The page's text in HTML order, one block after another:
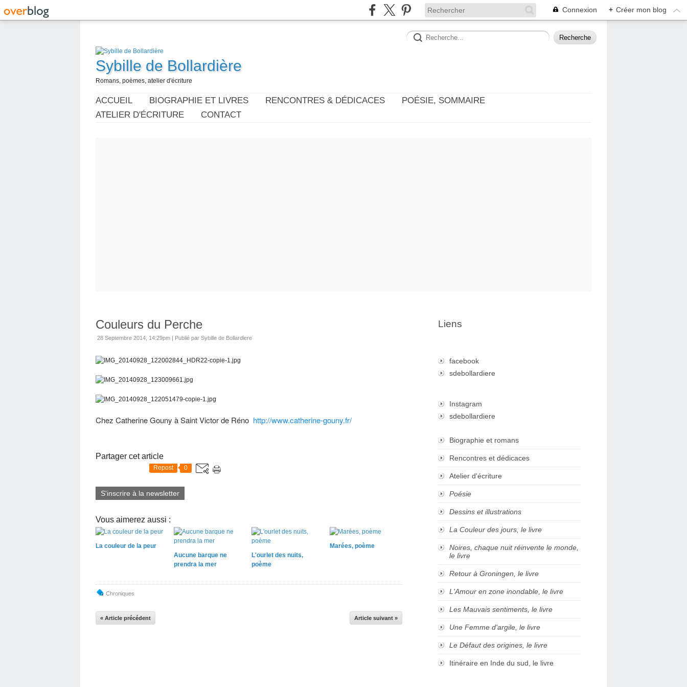
Connexion + Créer mon blog
Sybille de Bollardière
Romans, poèmes, atelier d'écriture
ACCUEIL BIOGRAPHIE ET LIVRES RENCONTRES & DÉDICACES
POÉSIE, SOMMAIRE
ATELIER D'ÉCRITURE
CONTACT
Couleurs du Perche
28 Septembre 2014, 14:29pm | Publié par Sybille de Bollardiere
Chez Catherine Gouny à Saint Victor de Réno http://www.catherine-gouny.fr/
Partager cet article
Repost 0
S'inscrire à la newsletter
Vous aimerez aussi :
La couleur de la peur
Aucune barque ne
prendra la mer
L'ourlet des nuits,
poème
Marées, poème
Chroniques
« Article précédent Article suivant »
Liens
facebook
sdebollardiere
Instagram
sdebollardiere
Biographie et romans
Rencontres et dédicaces
Atelier d'écriture
Poésie
Dessins et illustrations
La Couleur des jours, le livre
Noires, chaque nuit réinvente le monde,
le livre
Retour à Groningen, le livre
L'Amour en zone inondable, le livre
Les Mauvais sentiments, le livre
Une Femme d'argile, le livre
Le Défaut des origines, le livre
Itinéraire en Inde du sud, le livre